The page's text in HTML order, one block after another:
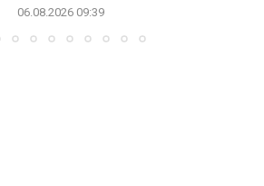
06.08.2026 09:39